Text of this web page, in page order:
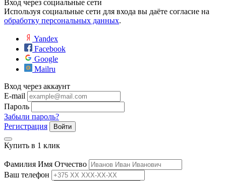
Вход через социальные сети
Используя социальные сети для входа вы даёте согласие на
обработку персональных данных.
Yandex
Facebook
Google
Mailru
Вход через аккаунт
E-mail
Пароль
Забыли пароль?
Регистрация
Войти
Купить в 1 клик
Фамилия Имя Отчество
Ваш телефон